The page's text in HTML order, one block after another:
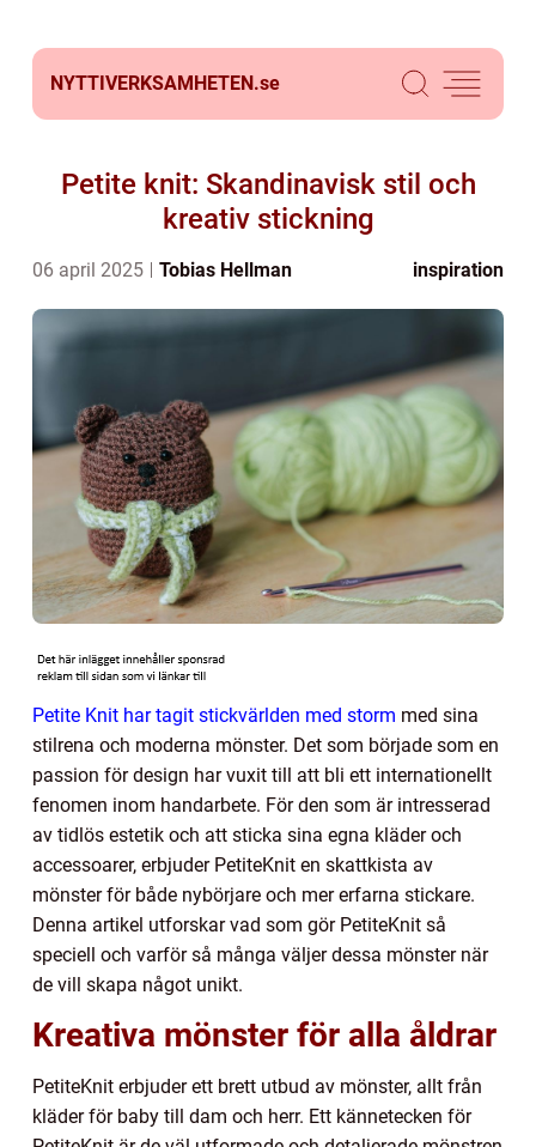
NYTTIVERKSAMHETEN.se
Petite knit: Skandinavisk stil och
kreativ stickning
06 april 2025 Tobias Hellman inspiration
Petite Knit har tagit stickvärlden med storm med sina
stilrena och moderna mönster. Det som började som en
passion för design har vuxit till att bli ett internationellt
fenomen inom handarbete. För den som är intresserad
av tidlös estetik och att sticka sina egna kläder och
accessoarer, erbjuder PetiteKnit en skattkista av
mönster för både nybörjare och mer erfarna stickare.
Denna artikel utforskar vad som gör PetiteKnit så
speciell och varför så många väljer dessa mönster när
de vill skapa något unikt.
Kreativa mönster för alla åldrar
PetiteKnit erbjuder ett brett utbud av mönster, allt från
kläder för baby till dam och herr. Ett kännetecken för